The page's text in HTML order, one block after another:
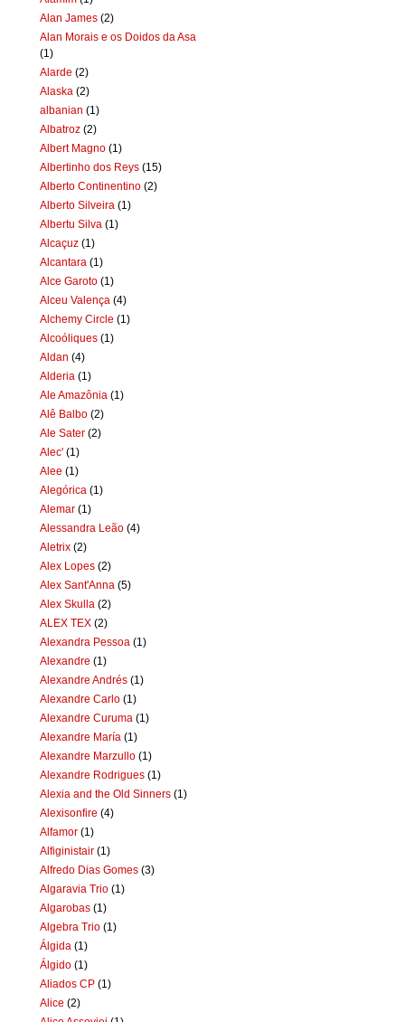
Alan James (2)
Alan Morais e os Doidos da Asa
(1)
Alarde (2)
Alaska (2)
albanian (1)
Albatroz (2)
Albert Magno (1)
Albertinho dos Reys (15)
Alberto Continentino (2)
Alberto Silveira (1)
Albertu Silva (1)
Alcaçuz (1)
Alcantara (1)
Alce Garoto (1)
Alceu Valença (4)
Alchemy Circle (1)
Alcoóliques (1)
Aldan (4)
Alderia (1)
Ale Amazônia (1)
Alê Balbo (2)
Ale Sater (2)
Alec' (1)
Alee (1)
Alegórica (1)
Alemar (1)
Alessandra Leão (4)
Aletrix (2)
Alex Lopes (2)
Alex Sant'Anna (5)
Alex Skulla (2)
ALEX TEX (2)
Alexandra Pessoa (1)
Alexandre (1)
Alexandre Andrés (1)
Alexandre Carlo (1)
Alexandre Curuma (1)
Alexandre María (1)
Alexandre Marzullo (1)
Alexandre Rodrigues (1)
Alexia and the Old Sinners (1)
Alexisonfire (4)
Alfamor (1)
Alfiginistair (1)
Alfredo Dias Gomes (3)
Algaravia Trio (1)
Algarobas (1)
Algebra Trio (1)
Álgida (1)
Álgido (1)
Aliados CP (1)
Alice (2)